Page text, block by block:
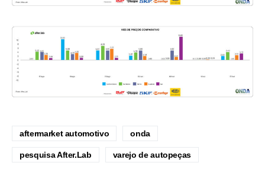
aftermarket automotivo onda
pesquisa After.Lab varejo de autopeças